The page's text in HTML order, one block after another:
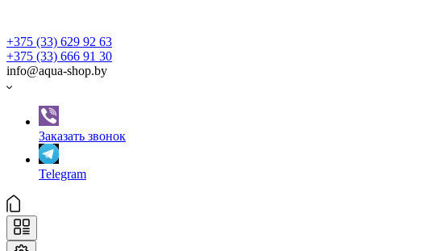
+375 (33) 629 92 63
+375 (33) 666 91 30
info@aqua-shop.by
Заказать звонок
Telegram